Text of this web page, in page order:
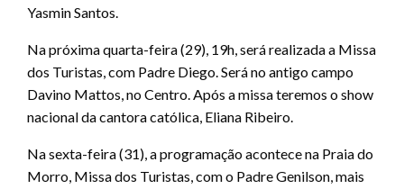
Yasmin Santos.
Na próxima quarta-feira (29), 19h, será realizada a Missa
dos Turistas, com Padre Diego. Será no antigo campo
Davino Mattos, no Centro. Após a missa teremos o show
nacional da cantora católica, Eliana Ribeiro.
Na sexta-feira (31), a programação acontece na Praia do
Morro, Missa dos Turistas, com o Padre Genilson, mais